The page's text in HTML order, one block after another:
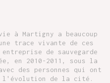
à Martigny a beaucoup
trace vivante de ces
de sauvegarde
en 2010-2011, sous la
des personnes qui ont
l'évolution de la cité.